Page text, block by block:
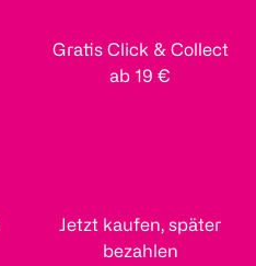
Gratis Click & Collect
ab 19 €
Jetzt kaufen, später
bezahlen